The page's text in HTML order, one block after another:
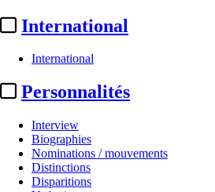
International
International
Personnalités
Interview
Biographies
Nominations / mouvements
Distinctions
Disparitions
Jimmy Mohamed :
présentateur du «
la santé » accusé ...
Actualité n° 350478